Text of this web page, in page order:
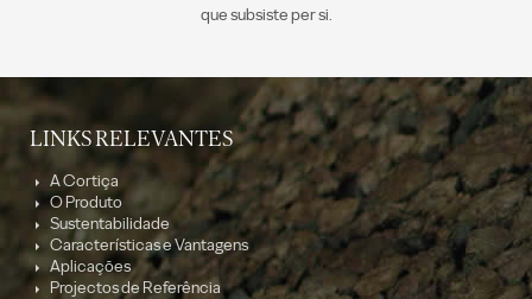
que subsiste per si.
LINKS RELEVANTES
A Cortiça
O Produto
Sustentabilidade
Características e Vantagens
Aplicações
Projectos de Referência